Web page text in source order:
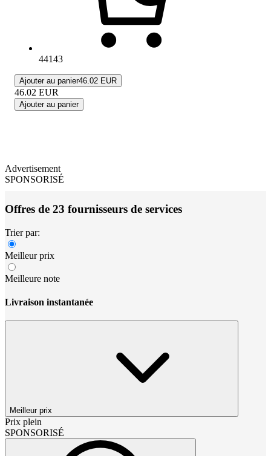
44143
Ajouter au panier46.02 EUR
46.02 EUR
Ajouter au panier
Advertisement
SPONSORISÉ
Offres de 23 fournisseurs de services
Trier par:
Meilleur prix
Meilleure note
Livraison instantanée
Meilleur prix
Prix plein
SPONSORISÉ